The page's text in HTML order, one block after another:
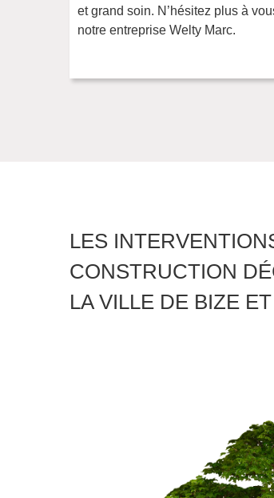
et grand soin. N’hésitez plus à
notre entreprise Welty Marc.
LES
CONSTRUCTION
LA VILLE DE BIZE